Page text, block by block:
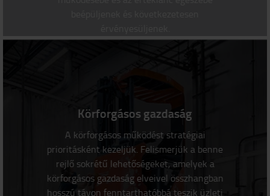
Irányítási megközelítésünk
Körforgásos gazdaság
A körforgásos működést stratégiai
prioritásként kezeljük. Felismerjük a benne
rejlő sokrétű lehetőségeket, amelyek a
körforgásos gazdaság elveivel összhangban
hosszú távon fenntarthatóbbá teszik üzleti